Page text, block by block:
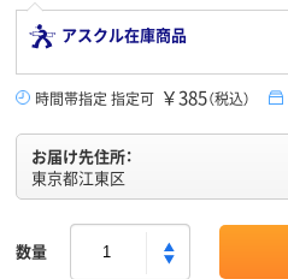
アスクル在庫商品
時間帯指定 指定可 ￥385（税込）
お届け先住所：
東京都江東区
数量